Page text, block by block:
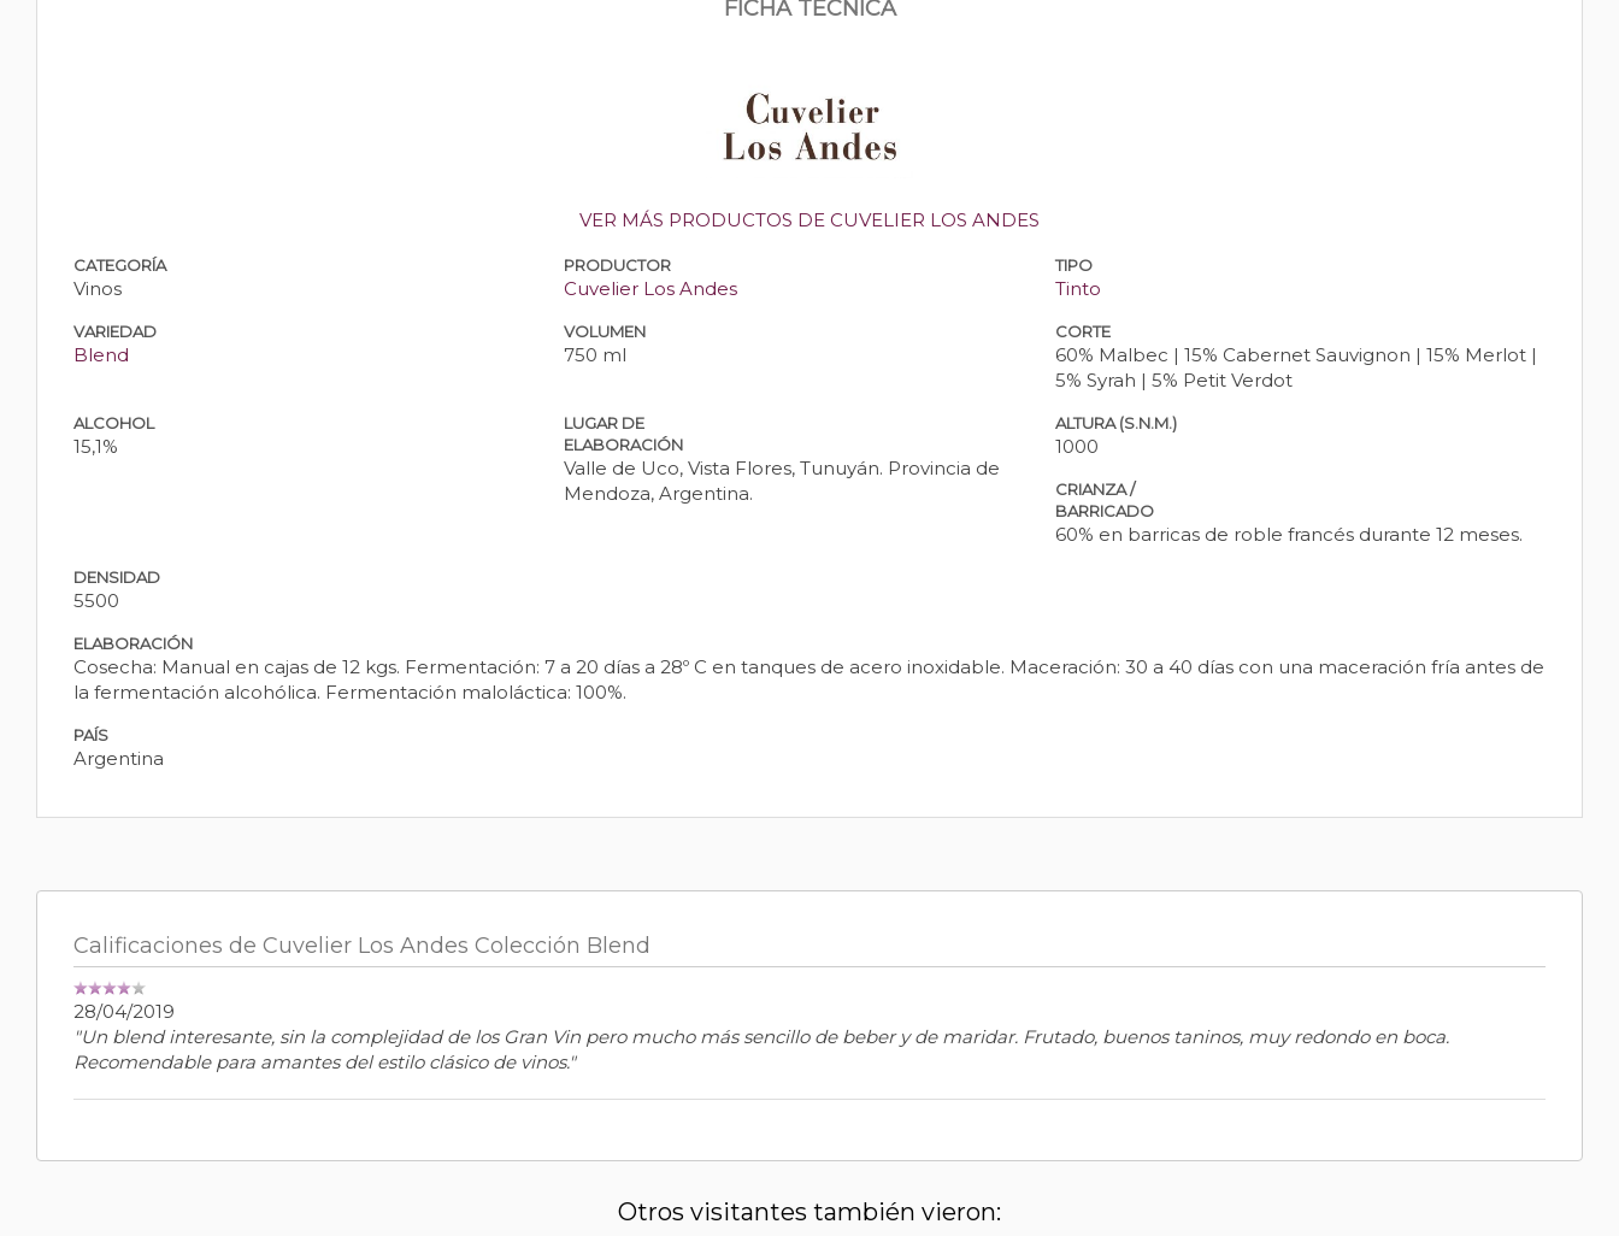
FICHA TÉCNICA
VER MÁS PRODUCTOS DE CUVELIER LOS ANDES
CATEGORÍA
Vinos
PRODUCTOR
Cuvelier Los Andes
TIPO
Tinto
VARIEDAD
Blend
VOLUMEN
750 ml
CORTE
60% Malbec | 15% Cabernet Sauvignon | 15% Merlot |
5% Syrah | 5% Petit Verdot
ALCOHOL
15,1%
LUGAR DE
ELABORACIÓN
Valle de Uco, Vista Flores, Tunuyán. Provincia de
Mendoza, Argentina.
ALTURA (S.N.M.)
1000
CRIANZA /
BARRICADO
60% en barricas de roble francés durante 12 meses.
DENSIDAD
5500
ELABORACIÓN
Cosecha: Manual en cajas de 12 kgs. Fermentación: 7 a 20 días a 28º C en tanques de acero inoxidable. Maceración: 30 a 40 días con una maceración fría antes de
la fermentación alcohólica. Fermentación maloláctica: 100%.
PAÍS
Argentina
Calificaciones de Cuvelier Los Andes Colección Blend
28/04/2019
"Un blend interesante, sin la complejidad de los Gran Vin pero mucho más sencillo de beber y de maridar. Frutado, buenos taninos, muy redondo en boca.
Recomendable para amantes del estilo clásico de vinos."
Otros visitantes también vieron: